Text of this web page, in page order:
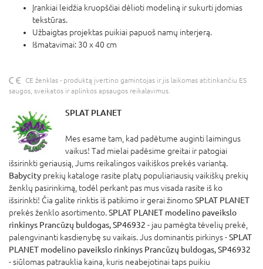
Įrankiai leidžia kruopščiai dėlioti modeliną ir sukurti įdomias
tekstūras.
Užbaigtas projektas puikiai papuoš namų interjerą.
Išmatavimai: 30 x 40 cm
CE ženklas - produktą įvertino gamintojas ir jis laikomas atitinkančiu ES
saugos, sveikatos ir aplinkos apsaugos reikalavimus.
SPLAT PLANET
Mes esame tam, kad padėtume auginti laimingus
vaikus! Tad mielai padėsime greitai ir patogiai
išsirinkti geriausią, Jums reikalingos vaikiškos prekės variantą.
Babycity prekių kataloge rasite platų populiariausių vaikiškų prekių
ženklų pasirinkimą, todėl perkant pas mus visada rasite iš ko
išsirinkti! Čia galite rinktis iš patikimo ir gerai žinomoSPLAT PLANET
prekės ženklo asortimento.SPLAT PLANET modelino paveikslo
rinkinys Prancūzų buldogas, SP46932 - jau pamėgta tėvelių prekė,
palengvinanti kasdienybę su vaikais. Jus dominantis pirkinys -SPLAT
PLANET modelino paveikslo rinkinys Prancūzų buldogas, SP46932
- siūlomas patrauklia kaina, kuris neabejotinai taps puikiu